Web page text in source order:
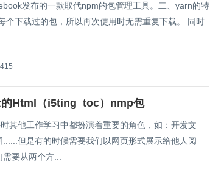
发布的一款取代npm的包管理工具。二、yarn的特
个下载过的包，所以再次使用时无需重复下载。 同时
Html（i5ting_toc）nmp包
其他工作学习中都扮演着重要的角色，如：开发文
但是有的时候需要我们以网页形式展示给他人阅
要从两个方...